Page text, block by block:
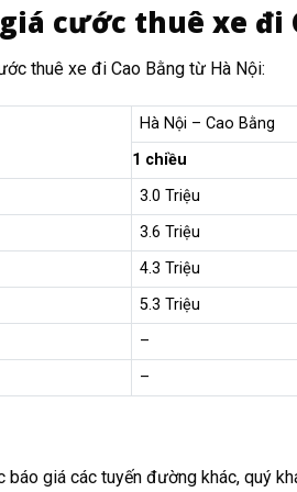
cước thuê xe đi
thuê xe đi Cao Bằng từ Hà Nội:
Hà Nội – Cao Bằng
1 chiều
3.0 Triệu
3.6 Triệu
4.3 Triệu
5.3 Triệu
–
–
báo giá các tuyến đường khác, quý